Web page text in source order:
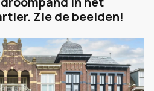
Zie de beelden!